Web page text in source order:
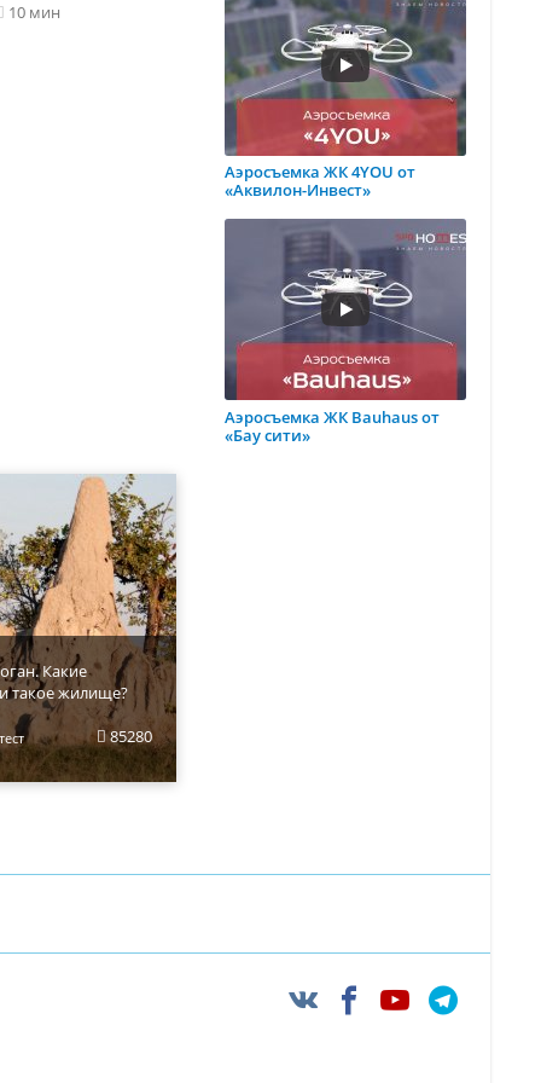
10 мин
4 мин
Какие
такое жилище?
85280
Аэросъемка ЖК 4YOU от
«Аквилон-Инвест»
Аэросъемка ЖК Bauhaus от
«Бау сити»